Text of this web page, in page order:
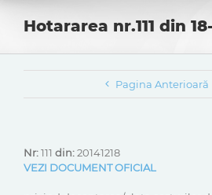
Hotararea nr.111 din
Pagina Anterioară
Nr:111 din:20141218
VEZI DOCUMENT OFICIAL